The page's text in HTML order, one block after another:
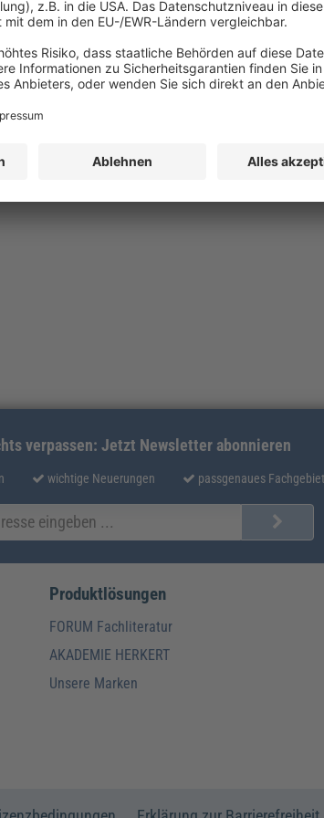
verpassen: Jetzt Newsletter abonnieren
wichtige Neuerungen passgenaues
Produktlösungen
FORUM Fachliteratur
AKADEMIE HERKERT
Unsere Marken